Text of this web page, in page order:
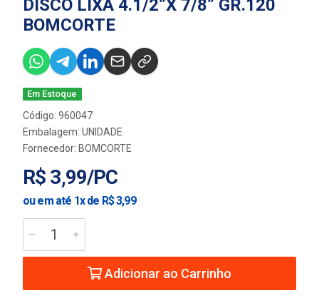
DISCO LIXA 4.1/2”X 7/8” GR.120
BOMCORTE
Em Estoque
Código: 960047
Embalagem: UNIDADE
Fornecedor: BOMCORTE
R$ 3,99/PC
ou em até 1x de R$ 3,99
Adicionar ao Carrinho